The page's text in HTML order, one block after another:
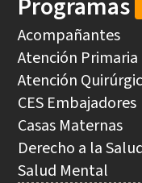
Acompañantes
Atención Primaria
Atención
CES Embajadores
Casas Maternas
Derecho a la
Salud Mental